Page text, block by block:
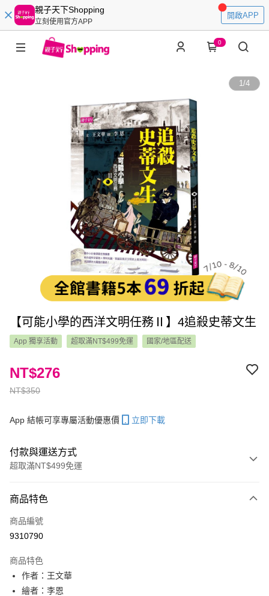
親子天下Shopping
立刻使用官方APP
開啟APP
0
1/4
【可能小學的西洋文明任務Ⅱ】4追殺史蒂文生
App 獨享活動 超取滿NT$499免運 國家/地區配送
NT$350
NT$276
App 結帳可享專屬活動優惠價 立即下載
付款與運送方式
超取滿NT$499免運
信用卡一次付款
LINE Pay
大哥付你分期
相關說明
商品特色
商品編號
9310790
商品特色
作者：王文華
繪者：李恩